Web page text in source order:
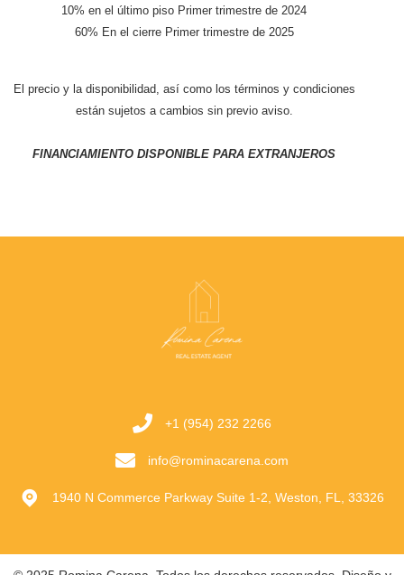
10% en el último piso Primer trimestre de 2024
60% En el cierre Primer trimestre de 2025
El precio y la disponibilidad, así como los términos y condiciones
están sujetos a cambios sin previo aviso.
FINANCIAMIENTO DISPONIBLE PARA EXTRANJEROS
+1 (954) 232 2266
info@rominacarena.com
1940 N Commerce Parkway Suite 1-2, Weston, FL, 33326